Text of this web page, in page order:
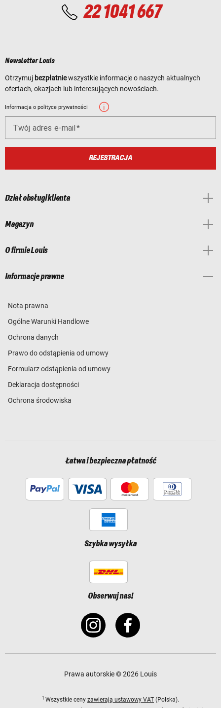
22 1041 667
Newsletter Louis
Otrzymuj bezpłatniewszystkie informacje o naszych aktualnych
ofertach, okazjach lub interesujących nowościach.
Informacja o polityce prywatności
Twój adres e-mail
REJESTRACJA
Dział obsługi klienta
Magazyn
O firmie Louis
Informacje prawne
Nota prawna
Ogólne Warunki Handlowe
Ochrona danych
Prawo do odstąpienia od umowy
Formularz odstąpienia od umowy
Deklaracja dostępności
Ochrona środowiska
Łatwa i bezpieczna płatność
Szybka wysyłka
Obserwuj nas!
Prawa autorskie © 2026 Louis
1 Wszystkie ceny zawierają ustawowy VAT (Polska).